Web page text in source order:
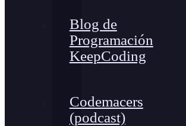
Blog de
Programación
KeepCoding
Codemacers
(podcast)